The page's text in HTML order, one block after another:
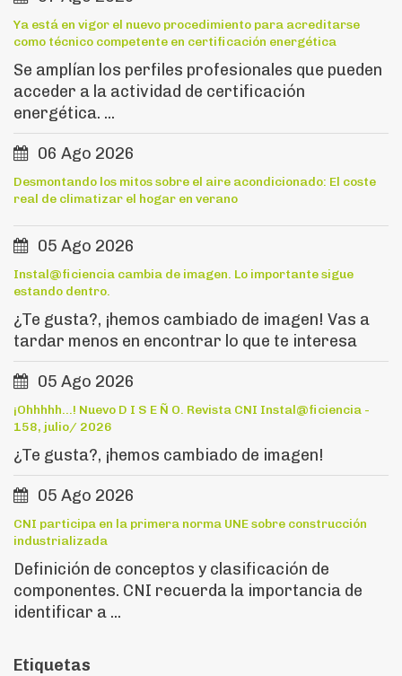
Ya está en vigor el nuevo procedimiento para acreditarse
como técnico competente en certificación energética
Se amplían los perfiles profesionales que pueden
acceder a la actividad de certificación
energética. ...
06 Ago 2026
Desmontando los mitos sobre el aire acondicionado: El coste
real de climatizar el hogar en verano
05 Ago 2026
Instal@ficiencia cambia de imagen. Lo importante sigue
estando dentro.
¿Te gusta?, ¡hemos cambiado de imagen! Vas a
tardar menos en encontrar lo que te interesa
05 Ago 2026
¡Ohhhhh...! Nuevo D I S E Ñ O. Revista CNI Instal@ficiencia -
158, julio/ 2026
¿Te gusta?, ¡hemos cambiado de imagen!
05 Ago 2026
CNI participa en la primera norma UNE sobre construcción
industrializada
Definición de conceptos y clasificación de
componentes. CNI recuerda la importancia de
identificar a ...
Etiquetas